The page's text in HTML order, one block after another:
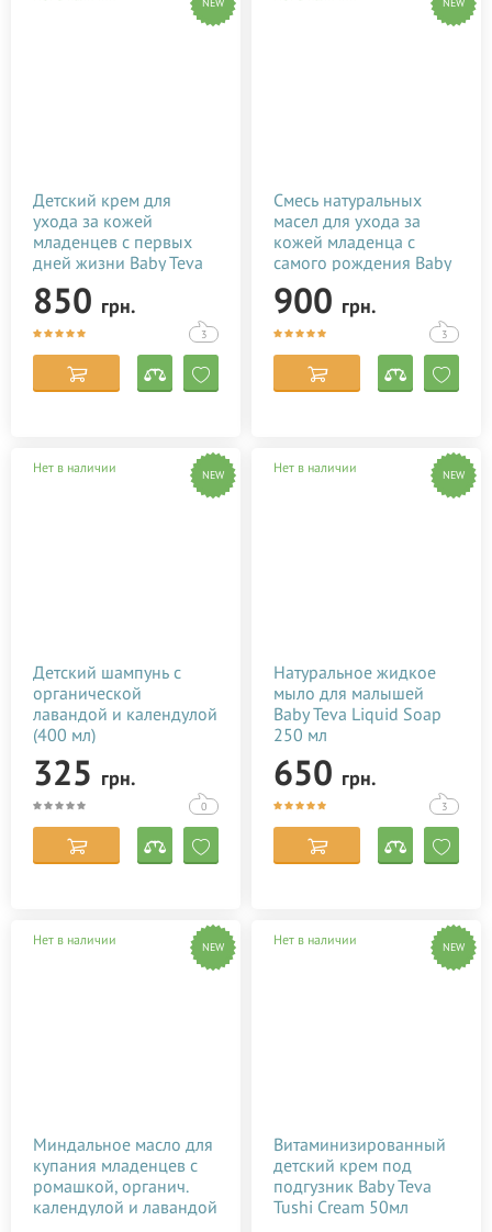
NEW
Детский крем для
ухода за кожей
младенцев с первых
дней жизни Baby Teva
Babyteva Cream 50мл
850 грн.
3
NEW
Смесь натуральных
масел для ухода за
кожей младенца с
самого рождения Baby
Teva Numa Oil 100мл
900 грн.
3
Нет в наличии NEW
Детский шампунь с
органической
лавандой и календулой
(400 мл)
325 грн.
0
Нет в наличии NEW
Натуральное жидкое
мыло для малышей
Baby Teva Liquid Soap
250 мл
650 грн.
3
Нет в наличии NEW
Миндальное масло для
купания младенцев с
ромашкой, органич.
календулой и лавандой
Нет в наличии NEW
Витаминизированный
детский крем под
подгузник Baby Teva
Tushi Cream 50мл